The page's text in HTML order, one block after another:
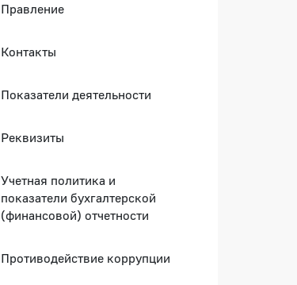
Правление
Контакты
Показатели деятельности
Реквизиты
Учетная политика и
показатели бухгалтерской
(финансовой) отчетности
Противодействие коррупции